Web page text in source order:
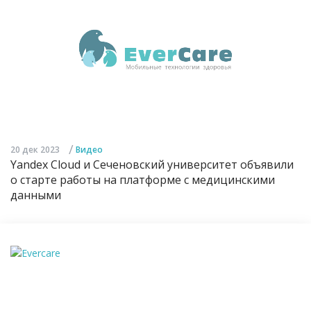
20 дек 2023 / Видео
Yandex Cloud и Сеченовский университет объявили
о старте работы на платформе с медицинскими
данными